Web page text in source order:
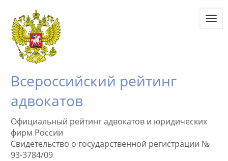
Всероссийский рейтинг
адвокатов
Официальный рейтинг адвокатов и юридических
фирм России
Свидетельство о государственной регистрации №
93-3784/09